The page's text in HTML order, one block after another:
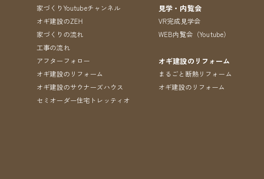
家づくりYoutubeチャンネル
オギ建設のZEH
家づくりの流れ
工事の流れ
アフターフォロー
オギ建設のリフォーム
オギ建設のサウナーズハウス
セミオーダー住宅トレッティオ
見学・内覧会
VR完成見学会
WEB内覧会（Youtube）
オギ建設のリフォーム
まるごと断熱リフォーム
オギ建設のリフォーム